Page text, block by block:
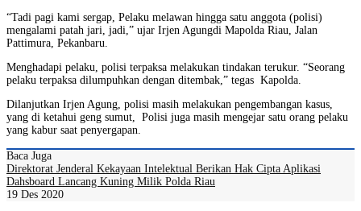
“Tadi pagi kami sergap, Pelaku melawan hingga satu anggota (polisi)
mengalami patah jari, jadi,” ujar Irjen Agungdi Mapolda Riau, Jalan
Pattimura, Pekanbaru.
Menghadapi pelaku, polisi terpaksa melakukan tindakan terukur. “Seorang
pelaku terpaksa dilumpuhkan dengan ditembak,” tegas Kapolda.
Dilanjutkan Irjen Agung, polisi masih melakukan pengembangan kasus,
yang di ketahui geng sumut, Polisi juga masih mengejar satu orang pelaku
yang kabur saat penyergapan.
Baca Juga
Direktorat Jenderal Kekayaan Intelektual Berikan Hak Cipta Aplikasi
Dahsboard Lancang Kuning Milik Polda Riau
19 Des 2020